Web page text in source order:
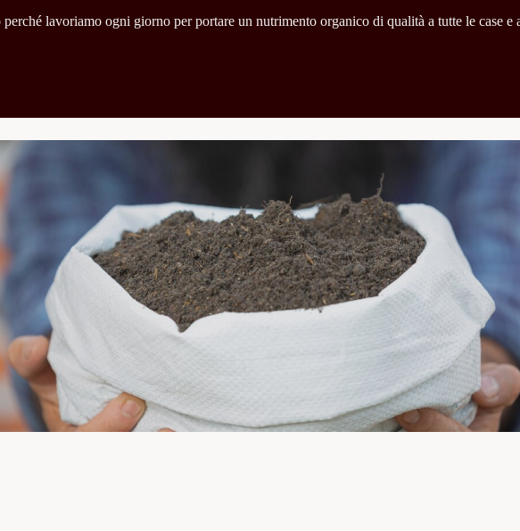
lavoriamo ogni giorno per portare un nutrimento organico di qualità a tutte le case e